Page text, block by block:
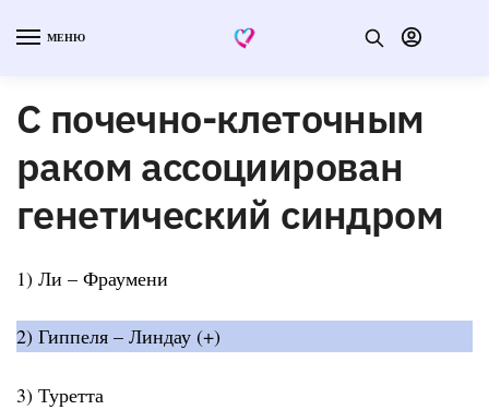
МЕНЮ
С почечно-клеточным
раком ассоциирован
генетический синдром
1) Ли – Фраумени
2) Гиппеля – Линдау (+)
3) Туретта